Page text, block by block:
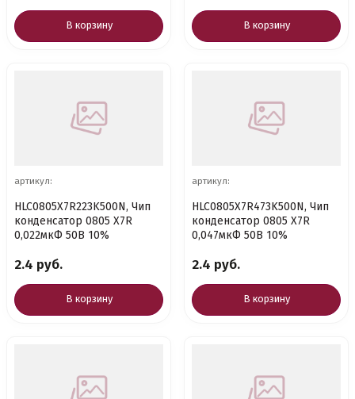
В корзину В корзину
артикул:
HLC0805X7R223K500N, Чип
конденсатор 0805 X7R
0,022мкФ 50В 10%
2.4 руб.
В корзину
артикул:
HLC0805X7R473K500N, Чип
конденсатор 0805 X7R
0,047мкФ 50В 10%
2.4 руб.
В корзину